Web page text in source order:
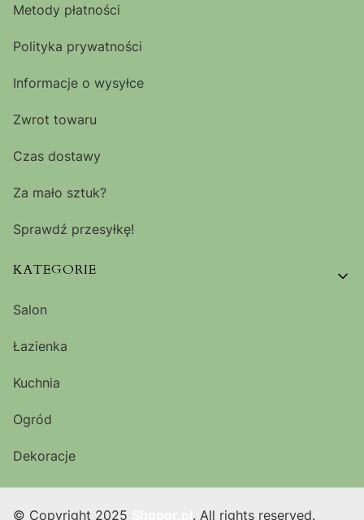
Metody płatności
Polityka prywatności
Informacje o wysyłce
Zwrot towaru
Czas dostawy
Za mało sztuk?
Sprawdź przesyłkę!
KATEGORIE
Salon
Łazienka
Kuchnia
Ogród
Dekoracje
© Copyright 2025 . All rights reserved.